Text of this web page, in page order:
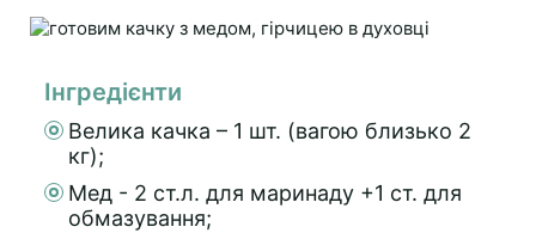
Інгредієнти
Велика качка – 1 шт. (вагою близько 2
кг);
Мед - 2 ст.л. для маринаду +1 ст. для
обмазування;